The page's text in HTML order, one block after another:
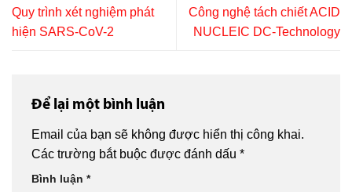
Quy trình xét nghiệm phát
hiện SARS-CoV-2
Công nghệ tách chiết ACID
NUCLEIC DC-Technology
Để lại một bình luận
Email của bạn sẽ không được hiển thị công khai.
Các trường bắt buộc được đánh dấu *
Bình luận *